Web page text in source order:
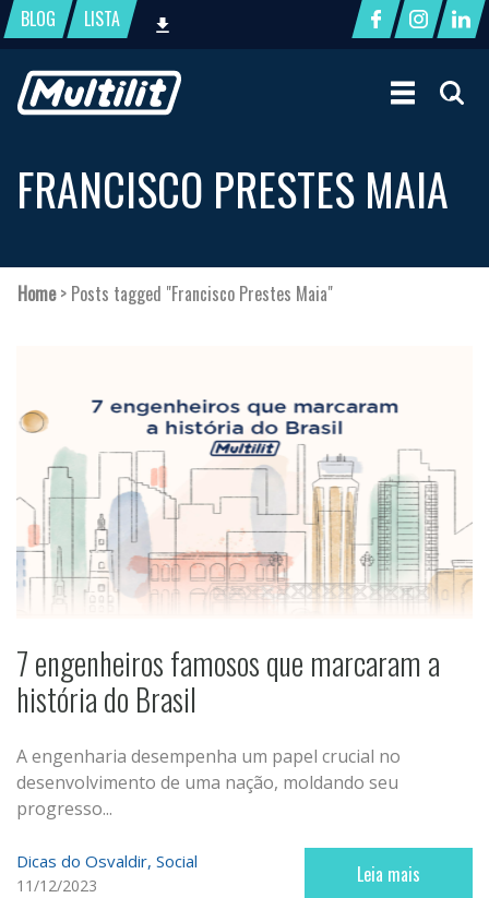
BLOG LISTA
FRANCISCO PRESTES MAIA
Home> Posts tagged "Francisco Prestes Maia"
7 engenheiros famosos que marcaram a
história do Brasil
A engenharia desempenha um papel crucial no
desenvolvimento de uma nação, moldando seu
progresso...
Dicas do Osvaldir Social
11/12/2023 Leia mais